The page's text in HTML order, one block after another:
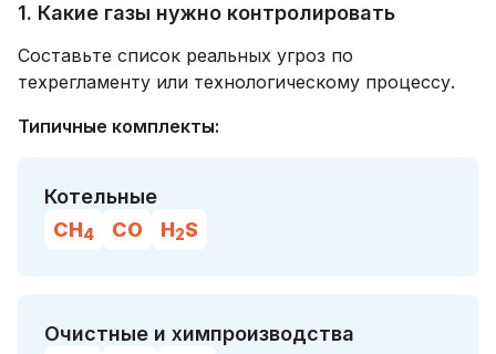
1. Какие газы нужно контролировать
Составьте список реальных угроз по
техрегламенту или технологическому процессу.
Типичные комплекты:
Котельные
CH4 CO H2S
Очистные и химпроизводства